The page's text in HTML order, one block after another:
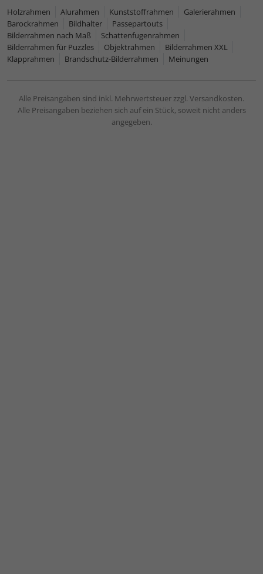
Holzrahmen Alurahmen Kunststoffrahmen
Galerierahmen
Barockrahmen
Bildhalter
Passepartouts
Bilderrahmen nach Maß
Schattenfugenrahmen
Bilderrahmen für Puzzles
Objektrahmen
Bilderrahmen XXL
Klapprahmen
Brandschutz-Bilderrahmen Meinungen
Alle Preisangaben sind inkl. Mehrwertsteuer zzgl. Versandkosten.
Alle Preisangaben beziehen sich auf ein Stück, soweit nicht anders
angegeben.